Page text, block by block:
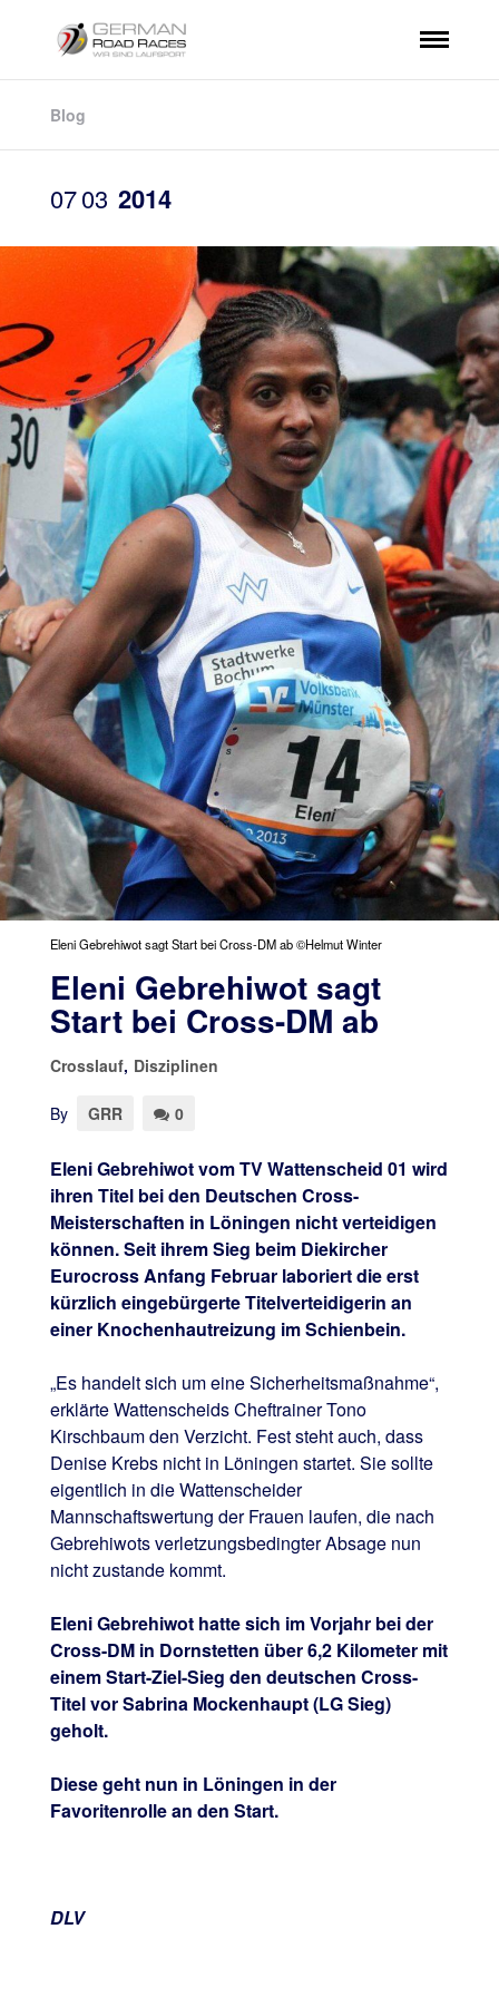
Blog
0703 2014
Eleni Gebrehiwot sagt Start bei Cross-DM ab ©Helmut Winter
Eleni Gebrehiwot sagt
Start bei Cross-DM ab
Crosslauf, Disziplinen
By GRR 0
Eleni Gebrehiwot vom TV Wattenscheid 01 wird
ihren Titel bei den Deutschen Cross-
Meisterschaften in Löningen nicht verteidigen
können. Seit ihrem Sieg beim Diekircher
Eurocross Anfang Februar laboriert die erst
kürzlich eingebürgerte Titelverteidigerin an
einer Knochenhautreizung im Schienbein.
„Es handelt sich um eine Sicherheitsmaßnahme“,
erklärte Wattenscheids Cheftrainer Tono
Kirschbaum den Verzicht. Fest steht auch, dass
Denise Krebs nicht in Löningen startet. Sie sollte
eigentlich in die Wattenscheider
Mannschaftswertung der Frauen laufen, die nach
Gebrehiwots verletzungsbedingter Absage nun
nicht zustande kommt.
Eleni Gebrehiwot hatte sich im Vorjahr bei der
Cross-DM in Dornstetten über 6,2 Kilometer mit
einem Start-Ziel-Sieg den deutschen Cross-
Titel vor Sabrina Mockenhaupt (LG Sieg)
geholt.
Diese geht nun in Löningen in der
Favoritenrolle an den Start.
DLV